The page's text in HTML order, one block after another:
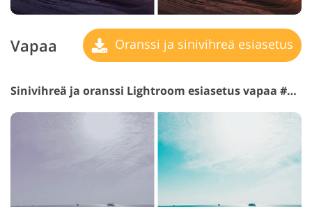
Vapaa Oranssi ja sinivihreä esiasetus
Sinivihreä ja oranssi Lightroom esiasetus vapaa #17 "Passion"